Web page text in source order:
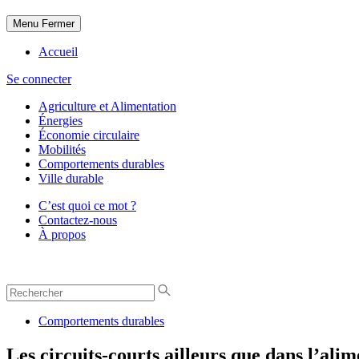
Menu Fermer
Accueil
Se connecter
Agriculture et Alimentation
Énergies
Économie circulaire
Mobilités
Comportements durables
Ville durable
C’est quoi ce mot ?
Contactez-nous
À propos
Comportements durables